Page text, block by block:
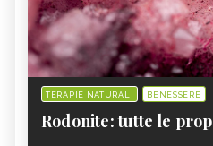
TERAPIE NATURALI BENESSERE
Rodonite: tutte le